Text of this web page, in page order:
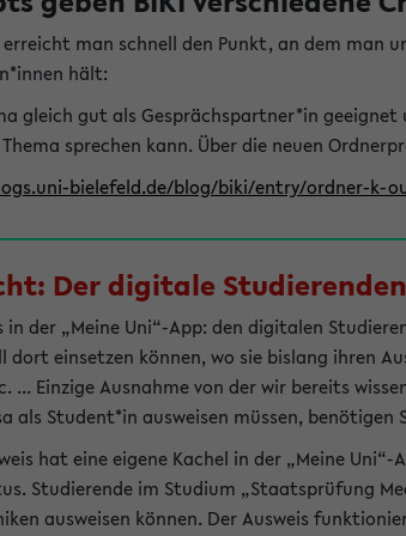
man schnell den Punkt, an dem man
hält:
gleich gut als Gesprächspartner*in
sprechen kann. Über die neuen
bielefeld.de/blog/biki/entry/ordner-k-
Der digitale
der „Meine Uni“-App: den digitalen
einsetzen können, wo sie bislang ihren
... Einzige Ausnahme von der wir bereits
als Student*in ausweisen müssen, benötigen
hat eine eigene Kachel in der „Meine
Studierende im Studium „Staatsprüfung
ausweisen können. Der Ausweis